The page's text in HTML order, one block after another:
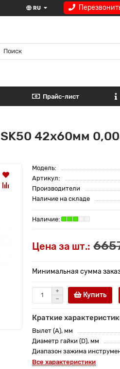
RU
Прайс-лист
42x60мм
Модель:
Артикул:
Производители
Наличие на складе
Цена за шт.:
Минимальная сумма
Купить
Краткие
Вылет (A), мм
Диаметр гайки (D), мм
Диапазон зажима
Все характеристики